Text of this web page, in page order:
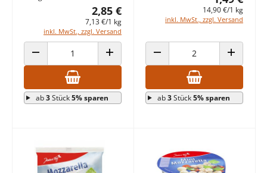
2,85 €
7,13 €/1 kg
inkl. MwSt., zzgl. Versand
ANZAHL VERRINGERN ANZAHL ERHÖHEN
ab3Stück5% sparen
14,90 €/1 kg
inkl. MwSt., zzgl. Versand
ANZAHL VERRINGERN ANZAHL
ab3Stück5% sparen